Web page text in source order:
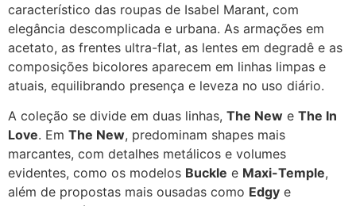
característico das roupas de Isabel Marant, com
elegância descomplicada e urbana. As armações em
acetato, as frentes ultra-flat, as lentes em degradê e as
composições bicolores aparecem em linhas limpas e
atuais, equilibrando presença e leveza no uso diário.
A coleção se divide em duas linhas, The New e The In
Love. Em The New, predominam shapes mais
marcantes, com detalhes metálicos e volumes
evidentes, como os modelos Buckle e Maxi-Temple,
além de propostas mais ousadas como Edgy e